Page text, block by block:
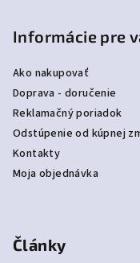
Informácie pre
Ako nakupovať
Doprava - doručenie
Reklamačný poriadok
Odstúpenie od kúpnej
Kontakty
Moja objednávka
Články